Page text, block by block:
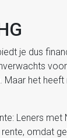
je dus
Maar het
Leners met
omdat